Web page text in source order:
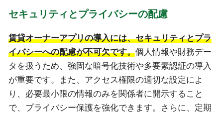
セキュリティとプライバシーの配慮
賃貸オーナーアプリの導入には、セキュリティとプラ
イバシーへの配慮が不可欠です。個人情報や財務デー
タを扱うため、強固な暗号化技術や多要素認証の導入
が重要です。また、アクセス権限の適切な設定によ
り、必要最小限の情報のみを関係者に開示すること
で、プライバシー保護を強化できます。さらに、定期